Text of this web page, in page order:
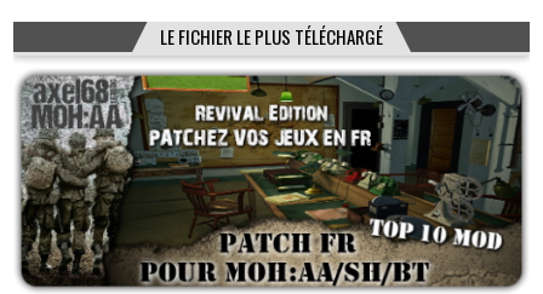
LE FICHIER LE PLUS TÉLÉCHARGÉ